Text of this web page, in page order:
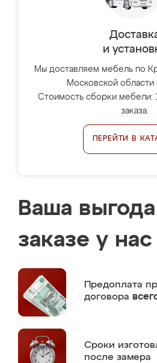
и
Мы доставляем мебель по
Московской области
Стоимость сборки мебели:
заказа.
ПЕРЕЙТИ В
Ваша
заказе у нас
Предоплата
договора
Сроки
после замера